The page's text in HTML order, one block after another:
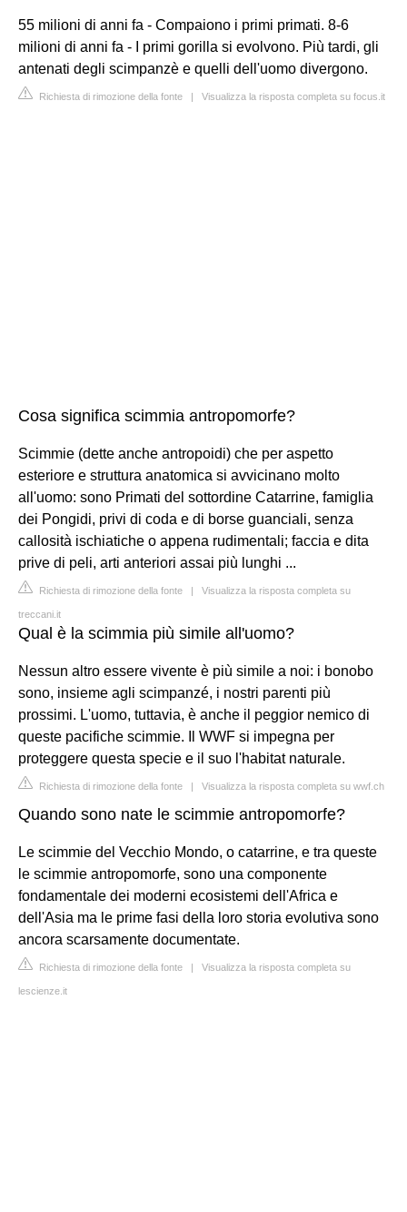
55 milioni di anni fa - Compaiono i primi primati. 8-6
milioni di anni fa - I primi gorilla si evolvono. Più tardi, gli
antenati degli scimpanzè e quelli dell'uomo divergono.
Richiesta di rimozione della fonte | Visualizza la risposta completa su focus.it
Cosa significa scimmia antropomorfe?
Scimmie (dette anche antropoidi) che per aspetto
esteriore e struttura anatomica si avvicinano molto
all'uomo: sono Primati del sottordine Catarrine, famiglia
dei Pongidi, privi di coda e di borse guanciali, senza
callosità ischiatiche o appena rudimentali; faccia e dita
prive di peli, arti anteriori assai più lunghi ...
Richiesta di rimozione della fonte | Visualizza la risposta completa su
treccani.it
Qual è la scimmia più simile all'uomo?
Nessun altro essere vivente è più simile a noi: i bonobo
sono, insieme agli scimpanzé, i nostri parenti più
prossimi. L'uomo, tuttavia, è anche il peggior nemico di
queste pacifiche scimmie. Il WWF si impegna per
proteggere questa specie e il suo l'habitat naturale.
Richiesta di rimozione della fonte | Visualizza la risposta completa su wwf.ch
Quando sono nate le scimmie antropomorfe?
Le scimmie del Vecchio Mondo, o catarrine, e tra queste
le scimmie antropomorfe, sono una componente
fondamentale dei moderni ecosistemi dell'Africa e
dell'Asia ma le prime fasi della loro storia evolutiva sono
ancora scarsamente documentate.
Richiesta di rimozione della fonte | Visualizza la risposta completa su
lescienze.it